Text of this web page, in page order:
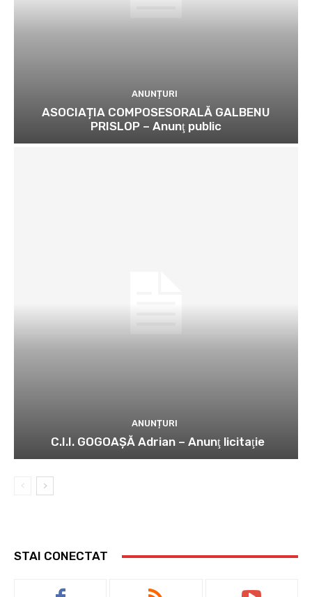
ANUNȚURI
ASOCIAȚIA COMPOSESORALĂ GALBENU
PRISLOP – Anunţ public
ANUNȚURI
C.I.I. GOGOAŞĂ Adrian – Anunţ licitaţie
STAI CONECTAT